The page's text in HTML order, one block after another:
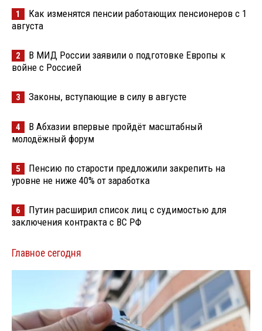
1
Как изменятся пенсии работающих пенсионеров с 1
августа
2
В МИД России заявили о подготовке Европы к
войне с Россией
3 Законы, вступающие в силу в августе
4
В Абхазии впервые пройдёт масштабный
молодёжный форум
5
Пенсию по старости предложили закрепить на
уровне не ниже 40% от заработка
6
Путин расширил список лиц с судимостью для
заключения контракта с ВС РФ
Главное сегодня